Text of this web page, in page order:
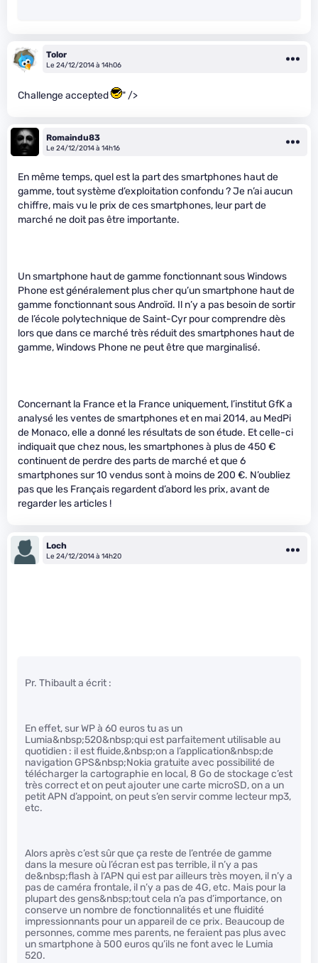
Tolor
Le 24/12/2014 à 14h06
Challenge accepted " />
Romaindu83
Le 24/12/2014 à 14h16
En même temps, quel est la part des smartphones haut de
gamme, tout système d’exploitation confondu ? Je n’ai aucun
chiffre, mais vu le prix de ces smartphones, leur part de
marché ne doit pas être importante.
Un smartphone haut de gamme fonctionnant sous Windows
Phone est généralement plus cher qu’un smartphone haut de
gamme fonctionnant sous Androïd. Il n’y a pas besoin de sortir
de l’école polytechnique de Saint-Cyr pour comprendre dès
lors que dans ce marché très réduit des smartphones haut de
gamme, Windows Phone ne peut être que marginalisé.
Concernant la France et la France uniquement, l’institut GfK a
analysé les ventes de smartphones et en mai 2014, au MedPi
de Monaco, elle a donné les résultats de son étude. Et celle-ci
indiquait que chez nous, les smartphones à plus de 450 €
continuent de perdre des parts de marché et que 6
smartphones sur 10 vendus sont à moins de 200 €. N’oubliez
pas que les Français regardent d’abord les prix, avant de
regarder les articles !
Loch
Le 24/12/2014 à 14h20
Pr. Thibault a écrit :
En effet, sur WP à 60 euros tu as un
Lumia&nbsp;520&nbsp;qui est parfaitement utilisable au
quotidien : il est fluide,&nbsp;on a l’application&nbsp;de
navigation GPS&nbsp;Nokia gratuite avec possibilité de
télécharger la cartographie en local, 8 Go de stockage c’est
très correct et on peut ajouter une carte microSD, on a un
petit APN d’appoint, on peut s’en servir comme lecteur mp3,
etc.
Alors après c’est sûr que ça reste de l’entrée de gamme
dans la mesure où l’écran est pas terrible, il n’y a pas
de&nbsp;flash à l’APN qui est par ailleurs très moyen, il n’y a
pas de caméra frontale, il n’y a pas de 4G, etc. Mais pour la
plupart des gens&nbsp;tout cela n’a pas d’importance, on
conserve un nombre de fonctionnalités et une fluidité
impressionnants pour un appareil de ce prix. Beaucoup de
personnes, comme mes parents, ne feraient pas plus avec
un smartphone à 500 euros qu’ils ne font avec le Lumia
520.